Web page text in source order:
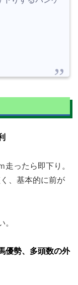
走ったら即下り。
、基本的に前が
。
優勢、多頭数の外